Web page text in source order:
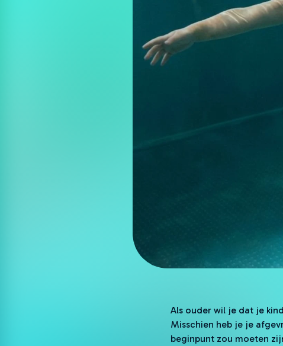
Als ouder wil je dat je
Misschien heb je je
beginpunt zou moeten